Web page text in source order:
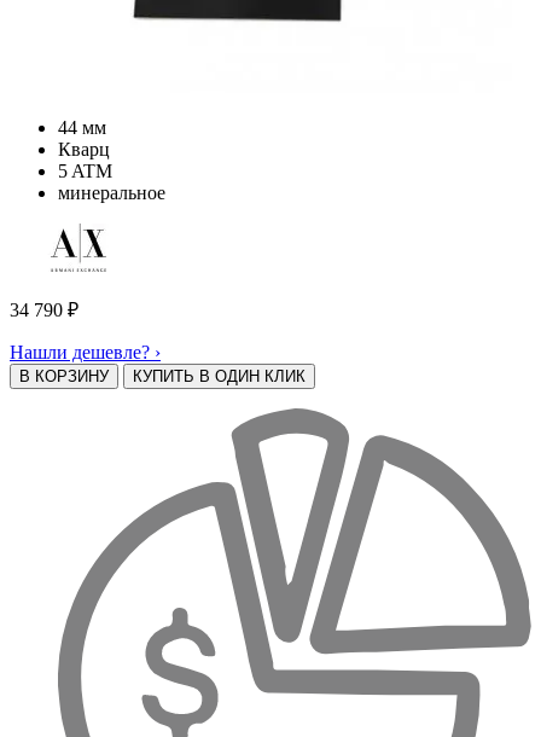
44 мм
Кварц
5 ATM
минеральное
34 790 ₽
Нашли дешевле? ›
В КОРЗИНУ КУПИТЬ В ОДИН КЛИК